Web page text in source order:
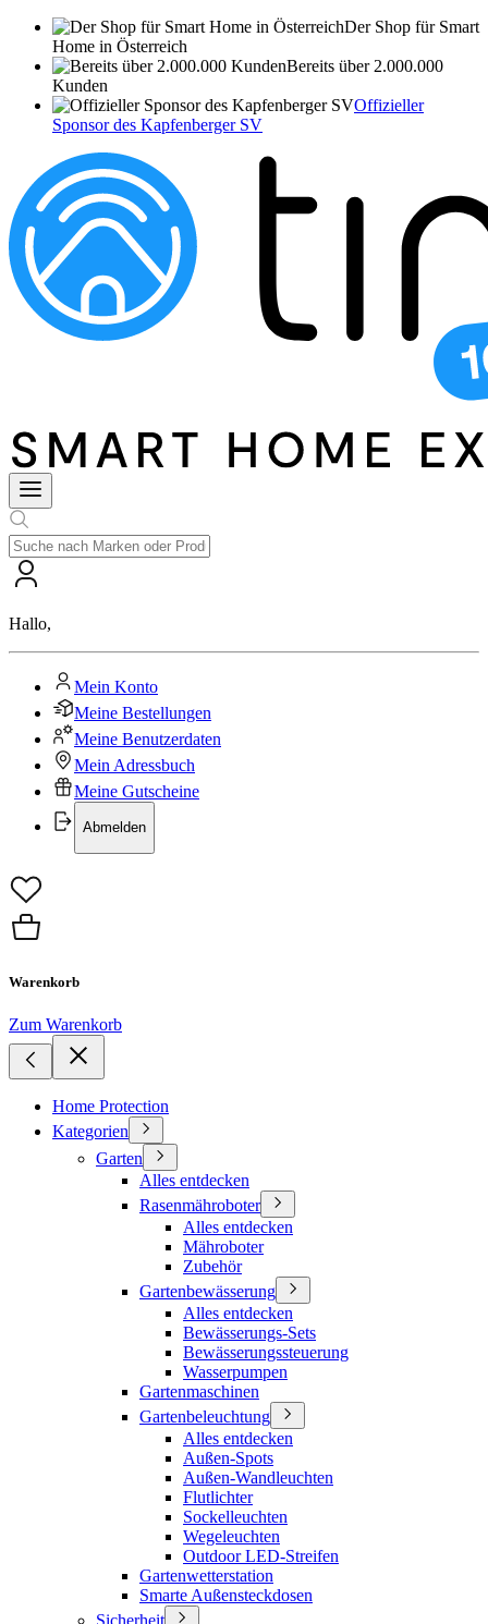
Der Shop für Smart
Home in Österreich
Bereits über 2.000.000
Kunden
Offizieller
Sponsor des Kapfenberger SV
Hallo,
Mein Konto
Meine Bestellungen
Meine Benutzerdaten
Mein Adressbuch
Meine Gutscheine
Abmelden
Warenkorb
Zum Warenkorb
Home Protection
Kategorien
Garten
Alles entdecken
Rasenmähroboter
Alles entdecken
Mähroboter
Zubehör
Gartenbewässerung
Alles entdecken
Bewässerungs-Sets
Bewässerungssteuerung
Wasserpumpen
Gartenmaschinen
Gartenbeleuchtung
Alles entdecken
Außen-Spots
Außen-Wandleuchten
Flutlichter
Sockelleuchten
Wegeleuchten
Outdoor LED-Streifen
Gartenwetterstation
Smarte Außensteckdosen
Sicherheit